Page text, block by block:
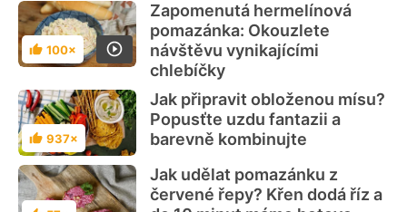
Hodnocení
100×
Zapomenutá hermelínová
pomazánka: Okouzlete
návštěvu vynikajícími
chlebíčky
Hodnocení
937×
Jak připravit obloženou mísu?
Popusťte uzdu fantazii a
barevně kombinujte
Jak udělat pomazánku z
červené řepy? Křen dodá říz a